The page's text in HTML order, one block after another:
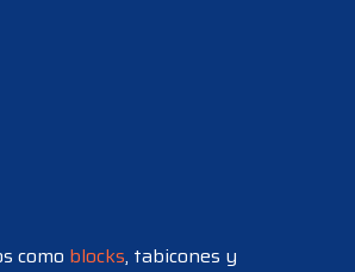
como blocks, tabicones y